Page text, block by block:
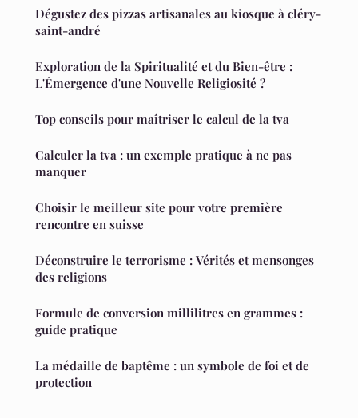
Dégustez des pizzas artisanales au kiosque à cléry-
saint-andré
Exploration de la Spiritualité et du Bien-être :
L'Émergence d'une Nouvelle Religiosité ?
Top conseils pour maîtriser le calcul de la tva
Calculer la tva : un exemple pratique à ne pas
manquer
Choisir le meilleur site pour votre première
rencontre en suisse
Déconstruire le terrorisme : Vérités et mensonges
des religions
Formule de conversion millilitres en grammes :
guide pratique
La médaille de baptême : un symbole de foi et de
protection